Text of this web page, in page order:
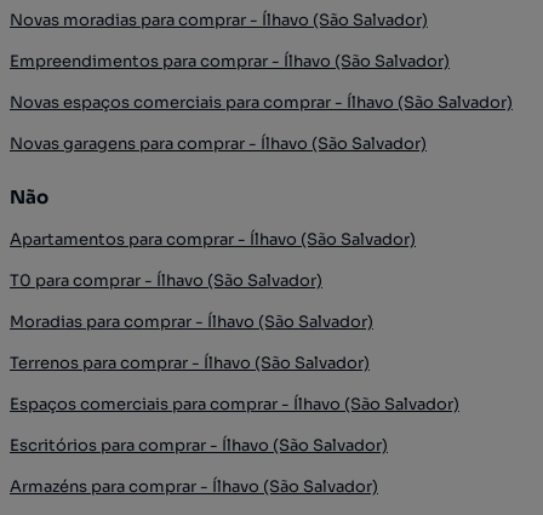
Novas moradias para comprar - Ílhavo (São Salvador)
Empreendimentos para comprar - Ílhavo (São Salvador)
Novas espaços comerciais para comprar - Ílhavo (São Salvador)
Novas garagens para comprar - Ílhavo (São Salvador)
Não
Apartamentos para comprar - Ílhavo (São Salvador)
T0 para comprar - Ílhavo (São Salvador)
Moradias para comprar - Ílhavo (São Salvador)
Terrenos para comprar - Ílhavo (São Salvador)
Espaços comerciais para comprar - Ílhavo (São Salvador)
Escritórios para comprar - Ílhavo (São Salvador)
Armazéns para comprar - Ílhavo (São Salvador)